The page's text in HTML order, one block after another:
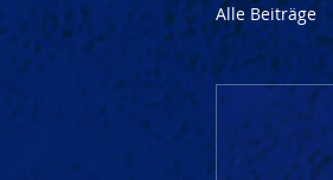
Alle Beiträge